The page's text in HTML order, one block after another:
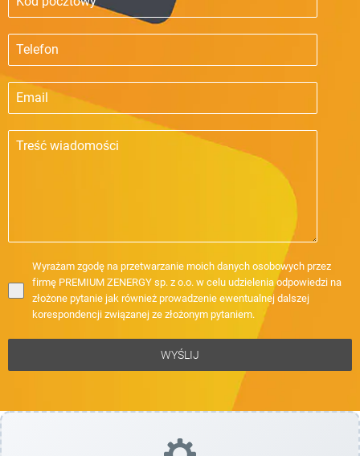
Wyrażam zgodę na przetwarzanie moich danych osobowych przez
firmę PREMIUM ZENERGY sp. z o.o. w celu udzielenia odpowiedzi na
złożone pytanie jak również prowadzenie ewentualnej dalszej
korespondencji związanej ze złożonym pytaniem.
WYŚLIJ